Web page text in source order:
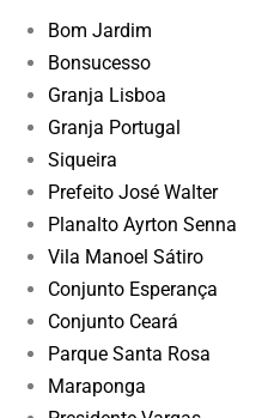
Bom Jardim
Bonsucesso
Granja Lisboa
Granja Portugal
Siqueira
Prefeito José Walter
Planalto Ayrton Senna
Vila Manoel Sátiro
Conjunto Esperança
Conjunto Ceará
Parque Santa Rosa
Maraponga